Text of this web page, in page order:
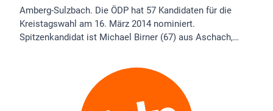
Amberg-Sulzbach. Die ÖDP hat 57 Kandidaten für die
Kreistagswahl am 16. März 2014 nominiert.
Spitzenkandidat ist Michael Birner (67) aus Aschach,…